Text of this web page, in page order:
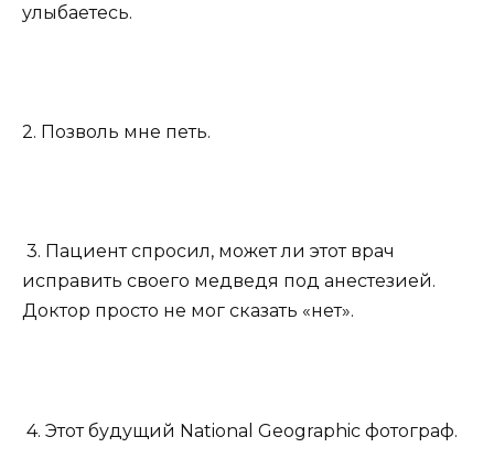
улыбаетесь.
2. Позволь мне петь.
3. Пациент спросил, может ли этот врач
исправить своего медведя под анестезией.
Доктор просто не мог сказать «нет».
4. Этот будущий National Geographic фотограф.